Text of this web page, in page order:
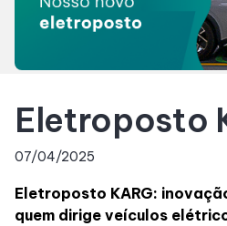
Horários
Cinema
Fique por dentro
Eletroposto
07/04/2025
Eletroposto KARG:
quem dirige veículos